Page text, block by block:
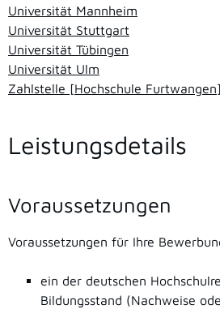
Universität Mannheim
Universität Stuttgart
Universität Tübingen
Universität Ulm
Zahlstelle [Hochschule Furtwangen]
Leistungsdetails
Voraussetzungen
Voraussetzungen für Ihre
ein der deutschen
Bildungsstand (Nachweise